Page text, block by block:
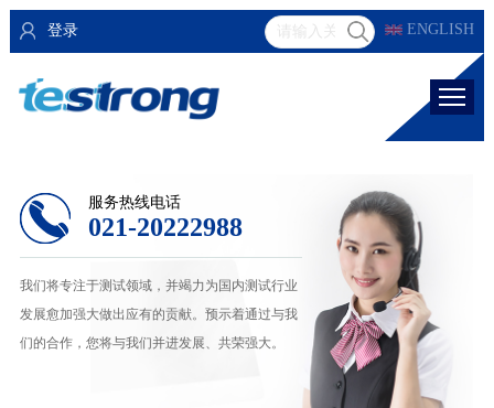
登录 ENGLISH
服务热线电话
021-20222988
我们将专注于测试领域，并竭力为国内测试行业
发展愈加强大做出应有的贡献。预示着通过与我
们的合作，您将与我们并进发展、共荣强大。